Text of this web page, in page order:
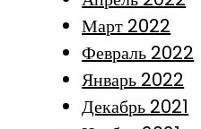
Март 2022
Февраль 2022
Январь 2022
Декабрь 2021